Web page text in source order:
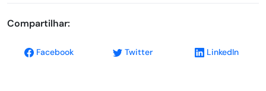
Compartilhar:
Facebook Twitter LinkedIn